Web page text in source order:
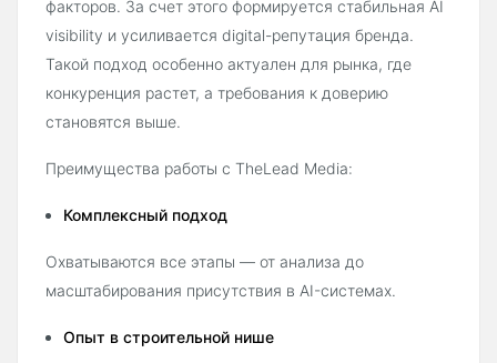
факторов. За счет этого формируется стабильная AI
visibility и усиливается digital-репутация бренда.
Такой подход особенно актуален для рынка, где
конкуренция растет, а требования к доверию
становятся выше.
Преимущества работы с TheLead Media:
Комплексный подход
Охватываются все этапы — от анализа до
масштабирования присутствия в AI-системах.
Опыт в строительной нише